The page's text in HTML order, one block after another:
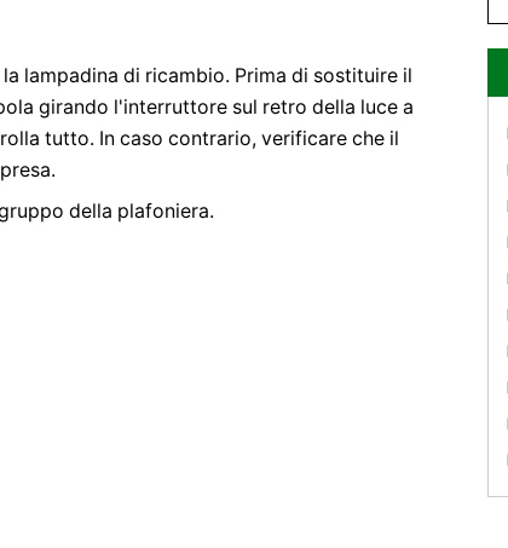
lampadina di ricambio. Prima di sostituire il
girando l'interruttore sul retro della luce a
tutto. In caso contrario, verificare che il
della plafoniera.